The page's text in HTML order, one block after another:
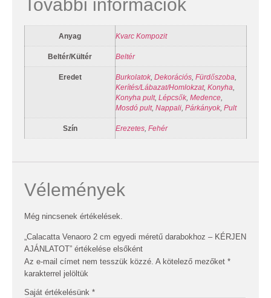
További információk
Anyag Kvarc Kompozit
Beltér/Kültér Beltér
Eredet Burkolatok Dekorációs Fürdőszoba
Kerítés/Lábazat/Homlokzat, Konyha
Konyha pult, Lépcsők Medence
Mosdó pult, Nappali Párkányok Pult
Szín Erezetes Fehér
Vélemények
Még nincsenek értékelések.
„Calacatta Venaoro 2 cm egyedi méretű darabokhoz – KÉRJEN
AJÁNLATOT” értékelése elsőként
Az e-mail címet nem tesszük közzé. A kötelező mezőket *
karakterrel jelöltük
Saját értékelésünk *